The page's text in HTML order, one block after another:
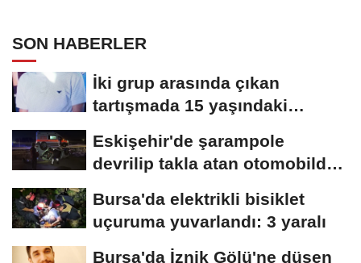
SON HABERLER
İki grup arasında çıkan
tartışmada 15 yaşındaki
Eskişehir'de şarampole
devrilip takla atan otomobilde
Bursa'da elektrikli bisiklet
uçuruma yuvarlandı: 3 yaralı
Bursa'da İznik Gölü'ne düşen